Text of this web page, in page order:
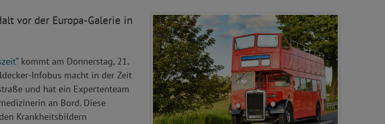
vor der Europa-Galerie in
kommt am Donnerstag, 21.
Infobus macht in der Zeit
und hat ein Expertenteam
an Bord. Diese
Krankheitsbildern